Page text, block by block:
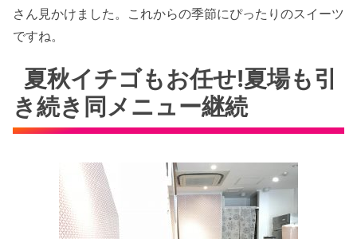
さん見かけました。これからの季節にぴったりのスイーツ
ですね。
夏秋イチゴもお任せ!夏場も引
き続き同メニュー継続